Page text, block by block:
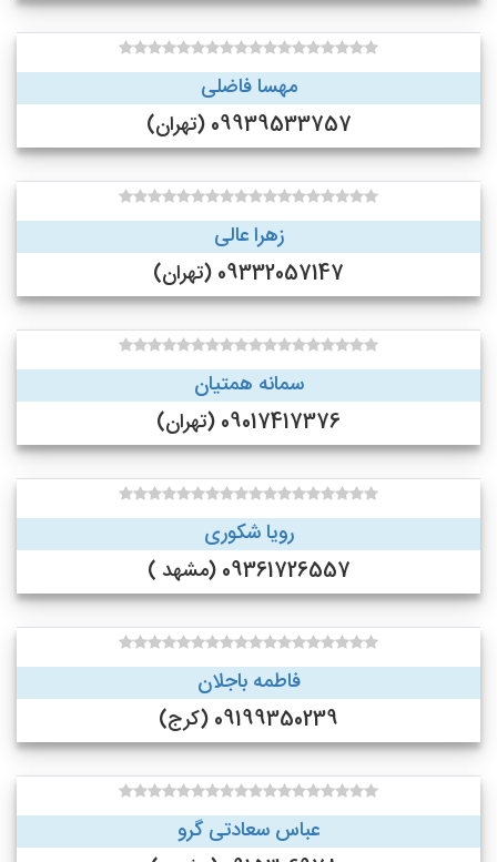
مهسا فاضلی
09939533757 (تهران)
زهرا عالی
09332057147 (تهران)
سمانه همتیان
09017417376 (تهران)
رویا شکوری
09361726557 (مشهد )
فاطمه باجلان
09199350239 (کرج)
عباس سعادتی گرو